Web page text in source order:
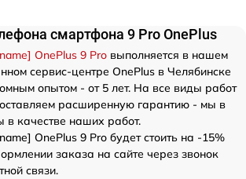
смартфона 9 Pro OnePlus
OnePlus 9 Pro выполняется в нашем
сервис-центре OnePlus в Челябинске
опытом - от 5 лет. На все виды работ
расширенную гарантию - мы в
в качестве наших работ.
OnePlus 9 Pro будет стоить на -15%
заказа на сайте через звонок
связи.